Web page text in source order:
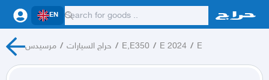
EN
مرسيدس / حراج السيارات / E,E350 / E 2024 / E